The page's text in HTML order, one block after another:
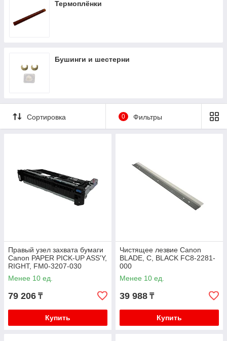
Термоплёнки
Бушинги и шестерни
Сортировка 0 Фильтры
Правый узел захвата бумаги
Canon PAPER PICK-UP ASS'Y,
RIGHT, FM0-3207-030
Менее 10 ед.
79 206 ₸
Купить
Чистящее лезвие Canon
BLADE, C, BLACK FC8-2281-
000
Менее 10 ед.
39 988 ₸
Купить